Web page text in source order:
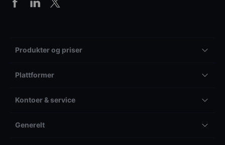
Produkter og priser
Plattformer
Kontoer & service
Generelt